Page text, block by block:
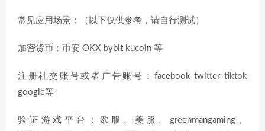
常见应用场景：（以下仅供参考，请自行测试）
加密货币：币安 OKX bybit kucoin 等
注册社交账号或者广告账号：facebook twitter tiktok
google等
验证游戏平台：欧服、美服、greenmangaming、